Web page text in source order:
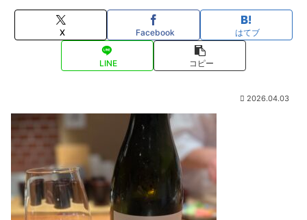
X Facebook はてブ
LINE コピー
2026.04.03